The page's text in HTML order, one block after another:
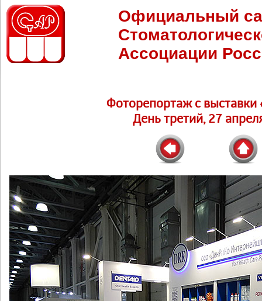
Официальный
Ассоциации
Фоторепортаж c выставки
День третий, 27